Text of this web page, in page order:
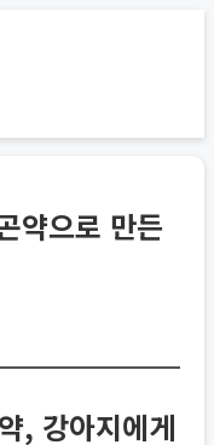
약으로 만든
, 강아지에게